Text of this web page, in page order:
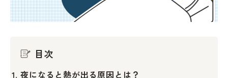
目次
夜になると熱が出る原因とは？